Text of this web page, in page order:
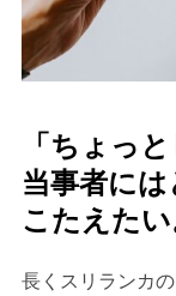
「ちょっ
当事者に
こたえたい
長くスリランカ